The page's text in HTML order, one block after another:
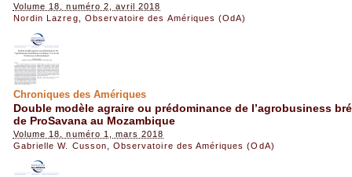
Volume 18, numéro 2, avril 2018
Nordin Lazreg
Observatoire des Amériques (OdA)
Chroniques des Amériques
Double modèle agraire ou prédominance de l’agrobusiness
de ProSavana au Mozambique
Volume 18, numéro 1, mars 2018
Gabrielle W. Cusson ,Observatoire des Amériques (OdA)